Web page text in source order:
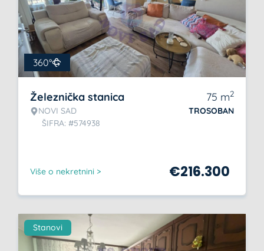
360°
Železnička stanica
NOVI SAD
ŠIFRA: #574938
75 m2
TROSOBAN
Više o nekretnini > €216.300
Stanovi